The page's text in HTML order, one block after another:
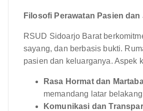
Filosofi Perawatan Pasien
RSUD Sidoarjo Barat
sayang, dan berbasis bukti.
pasien dan keluarganya. Aspek
Rasa Hormat dan
memandang latar
Komunikasi dan